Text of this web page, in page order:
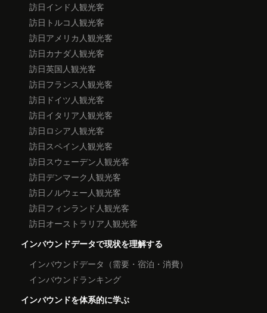
訪日インド人観光客
訪日トルコ人観光客
訪日アメリカ人観光客
訪日カナダ人観光客
訪日英国人観光客
訪日フランス人観光客
訪日ドイツ人観光客
訪日イタリア人観光客
訪日ロシア人観光客
訪日スペイン人観光客
訪日スウェーデン人観光客
訪日デンマーク人観光客
訪日ノルウェー人観光客
訪日フィンランド人観光客
訪日オーストラリア人観光客
インバウンドデータで現状を理解する
インバウンドデータ（需要・宿泊・消費）
インバウンドランキング
インバウンドを体系的に学ぶ